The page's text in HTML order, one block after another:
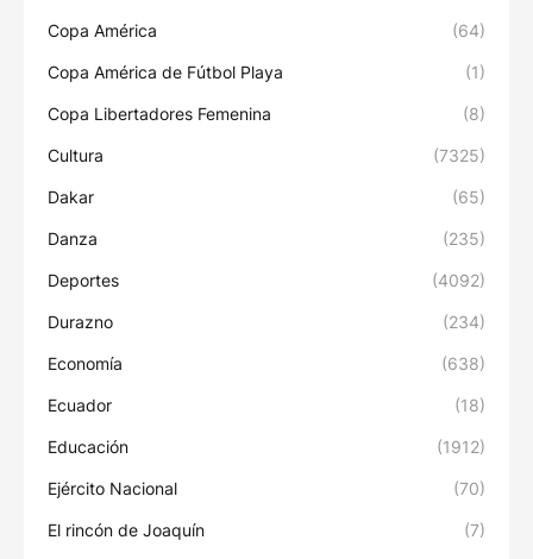
Copa América (64)
Copa América de Fútbol Playa (1)
Copa Libertadores Femenina (8)
Cultura (7325)
Dakar (65)
Danza (235)
Deportes (4092)
Durazno (234)
Economía (638)
Ecuador (18)
Educación (1912)
Ejército Nacional (70)
El rincón de Joaquín (7)